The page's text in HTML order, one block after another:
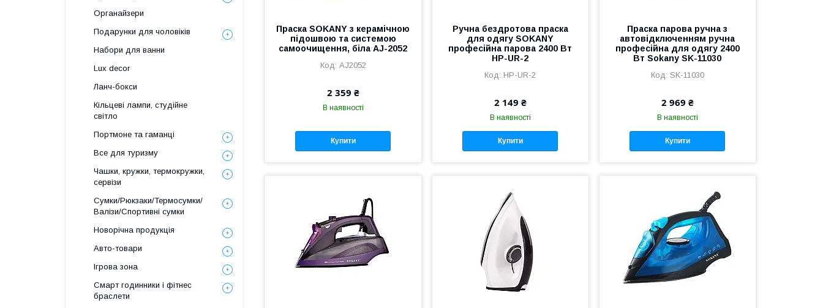
Праска SOKANY з керамічною
підошвою та системою
самоочищення, біла AJ-2052
AJ2052
2 359 ₴
В наявності
Купити
Ручна бездротова праска
для одягу SOKANY
професійна парова 2400 Вт
HP-UR-2
HP-UR-2
2 149 ₴
В наявності
Купити
Праска парова ручна з
автовідключенням ручна
професійна для одягу 2400
Вт Sokany SK-11030
SK-11030
2 969 ₴
В наявності
Купити
Органайзери
Подарунки для чоловіків
Набори для ванни
Lux decor
Ланч-бокси
Кільцеві лампи, студійне
світло
Портмоне та гаманці
Все для туризму
Чашки, кружки, термокружки,
сервізи
Сумки/Рюкзаки/Термосумки/
Валізи/Спортивні сумки
Новорічна продукція
Авто-товари
Ігрова зона
Смарт годинники і фітнес
браслети